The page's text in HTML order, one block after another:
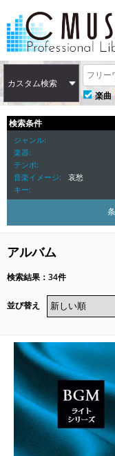
カスタム検索
楽曲
検索条件
ジャンル
楽器
テンポ
音楽イメージ
哀愁
キー
アルバム
検索結果：34件
並び替え